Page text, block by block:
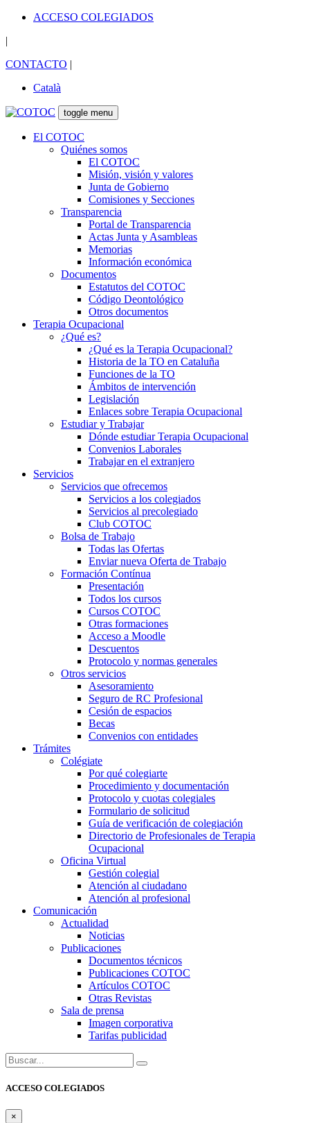
ACCESO COLEGIADOS
|
CONTACTO |
Català
toggle menu
El COTOC
Quiénes somos
El COTOC
Misión, visión y valores
Junta de Gobierno
Comisiones y Secciones
Transparencia
Portal de Transparencia
Actas Junta y Asambleas
Memorias
Información económica
Documentos
Estatutos del COTOC
Código Deontológico
Otros documentos
Terapia Ocupacional
¿Qué es?
¿Qué es la Terapia Ocupacional?
Historia de la TO en Cataluña
Funciones de la TO
Ámbitos de intervención
Legislación
Enlaces sobre Terapia Ocupacional
Estudiar y Trabajar
Dónde estudiar Terapia Ocupacional
Convenios Laborales
Trabajar en el extranjero
Servicios
Servicios que ofrecemos
Servicios a los colegiados
Servicios al precolegiado
Club COTOC
Bolsa de Trabajo
Todas las Ofertas
Enviar nueva Oferta de Trabajo
Formación Contínua
Presentación
Todos los cursos
Cursos COTOC
Otras formaciones
Acceso a Moodle
Descuentos
Protocolo y normas generales
Otros servicios
Asesoramiento
Seguro de RC Profesional
Cesión de espacios
Becas
Convenios con entidades
Trámites
Colégiate
Por qué colegiarte
Procedimiento y documentación
Protocolo y cuotas colegiales
Formulario de solicitud
Guía de verificación de colegiación
Directorio de Profesionales de Terapia
Ocupacional
Oficina Virtual
Gestión colegial
Atención al ciudadano
Atención al profesional
Comunicación
Actualidad
Noticias
Publicaciones
Documentos técnicos
Publicaciones COTOC
Artículos COTOC
Otras Revistas
Sala de prensa
Imagen corporativa
Tarifas publicidad
Buscar:
ACCESO COLEGIADOS
×